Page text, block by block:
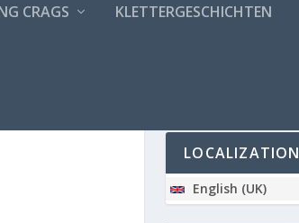
CRAGS KLETTERGESCHICHTEN
LOCALIZATION
English (UK)